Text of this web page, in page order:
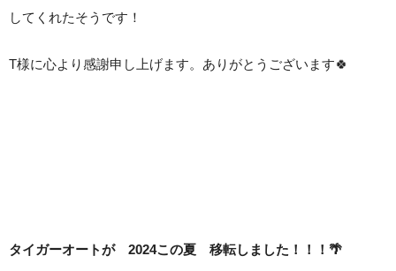
してくれたそうです！
T様に心より感謝申し上げます。ありがとうございます🍀
タイガーオートが 2024この夏 移転しました！！！🌴